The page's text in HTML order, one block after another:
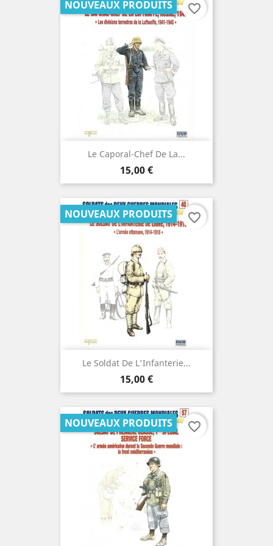
Le Caporal-Chef De La...
Prix
15,00 €
NOUVEAUX PRODUITS favorite_border
Le Soldat De L'Infanterie...
Prix
15,00 €
NOUVEAUX PRODUITS favorite_border
NOUVEAUX PRODUITS favorite_border